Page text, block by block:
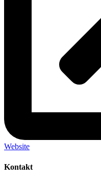
Website
Kontakt